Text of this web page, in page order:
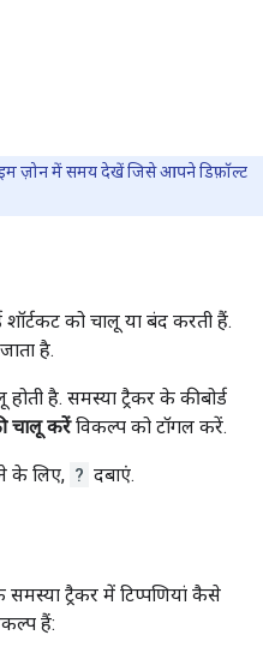
ज़ोन में समय देखें जिसे आपने डिफ़ॉल्ट
शॉर्टकट को चालू या बंद करती हैं.
है.
है. समस्या ट्रैकर के कीबोर्ड
चालू करेंविकल्प को टॉगल करें.
के लिए, ? दबाएं.
समस्या ट्रैकर में टिप्पणियां कैसे
हैं: